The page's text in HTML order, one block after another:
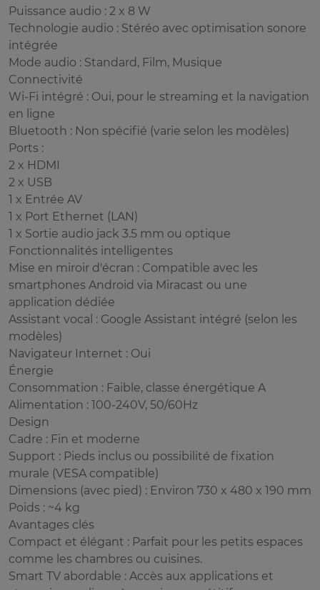
Puissance audio : 2 x 8 W
Technologie audio : Stéréo avec optimisation sonore
intégrée
Mode audio : Standard, Film, Musique
Connectivité
Wi-Fi intégré : Oui, pour le streaming et la navigation
en ligne
Bluetooth : Non spécifié (varie selon les modèles)
Ports :
2 x HDMI
2 x USB
1 x Entrée AV
1 x Port Ethernet (LAN)
1 x Sortie audio jack 3.5 mm ou optique
Fonctionnalités intelligentes
Mise en miroir d'écran : Compatible avec les
smartphones Android via Miracast ou une
application dédiée
Assistant vocal : Google Assistant intégré (selon les
modèles)
Navigateur Internet : Oui
Énergie
Consommation : Faible, classe énergétique A
Alimentation : 100-240V, 50/60Hz
Design
Cadre : Fin et moderne
Support : Pieds inclus ou possibilité de fixation
murale (VESA compatible)
Dimensions (avec pied) : Environ 730 x 480 x 190 mm
Poids : ~4 kg
Avantages clés
Compact et élégant : Parfait pour les petits espaces
comme les chambres ou cuisines.
Smart TV abordable : Accès aux applications et